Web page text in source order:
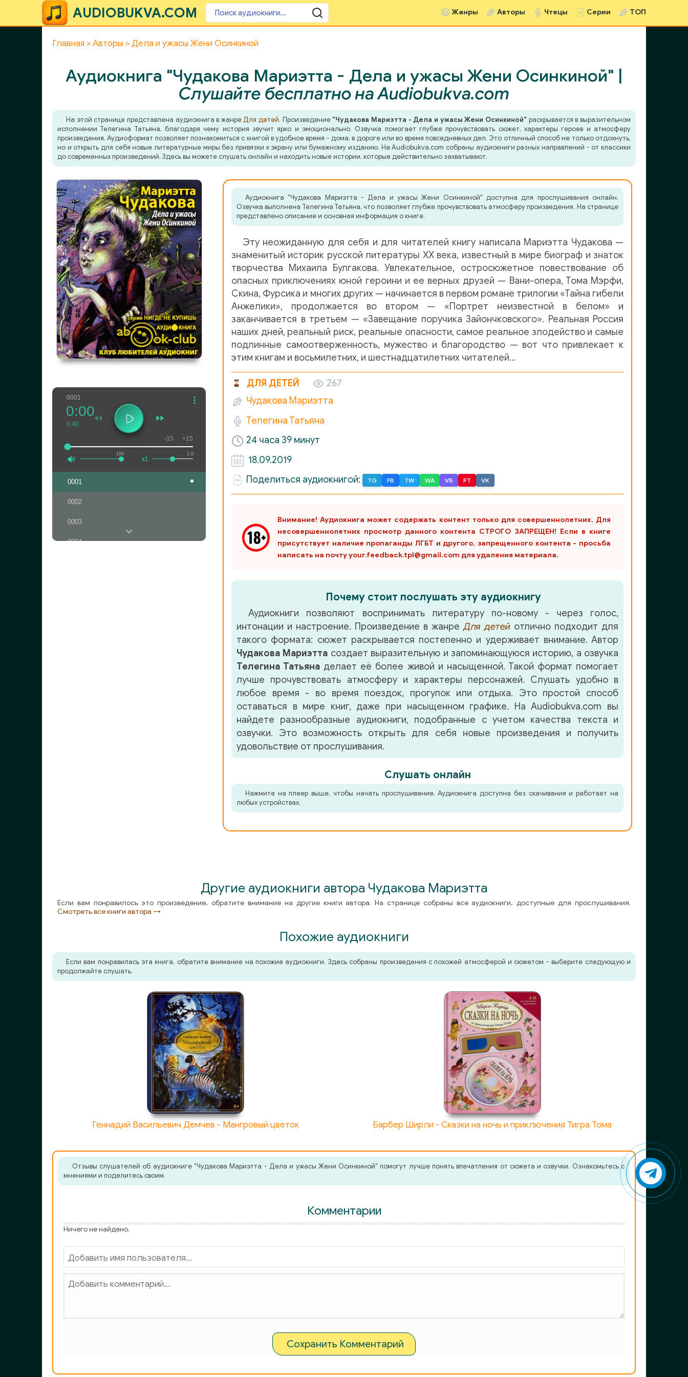
AUDIOBUKVA.COM Жанры Авторы Чтецы Серии ТОП
Главная Авторы Дела и ужасы Жени Осинкиной
Аудиокнига "Чудакова Мариэтта - Дела и ужасы Жени Осинкиной" |
Слушайте бесплатно на Audiobukva.com
На этой странице представлена аудиокнига в жанреДля детей. Произведение "Чудакова Мариэтта - Дела и ужасы Жени Осинкиной" раскрывается в выразительном
исполнении Телегина Татьяна, благодаря чему история звучит ярко и эмоционально. Озвучка помогает глубже прочувствовать сюжет, характеры героев и атмосферу
произведения. Аудиоформат позволяет познакомиться с книгой в удобное время - дома, в дороге или во время повседневных дел. Это отличный способ не только отдохнуть,
но и открыть для себя новые литературные миры без привязки к экрану или бумажному изданию. На Audiobukva.com собраны аудиокниги разных направлений - от классики
до современных произведений. Здесь вы можете слушать онлайн и находить новые истории, которые действительно захватывают.
0001
100
0:00
0:40
1.0
x1
-15 +15
0001
0002
0003
0004
0022
0025
0026
0038
0040
0041
0043
Аудиокнига "Чудакова Мариэтта - Дела и ужасы Жени Осинкиной" доступна для прослушивания онлайн.
Озвучка выполнена Телегина Татьяна, что позволяет глубже прочувствовать атмосферу произведения. На странице
представлено описание и основная информация о книге.
Эту неожиданную для себя и для читателей книгу написала Мариэтта Чудакова —
знаменитый историк русской литературы ХХ века, известный в мире биограф и знаток
творчества Михаила Булгакова. Увлекательное, остросюжетное повествование об
опасных приключениях юной героини и ее верных друзей — Вани-опера, Тома Мэрфи,
Скина, Фурсика и многих других — начинается в первом романе трилогии «Тайна гибели
Анжелики», продолжается во втором — «Портрет неизвестной в белом» и
заканчивается в третьем — «Завещание поручика Зайончковского». Реальная Россия
наших дней, реальный риск, реальные опасности, самое реальное злодейство и самые
подлинные самоотверженность, мужество и благородство — вот что привлекает к
этим книгам и восьмилетних, и шестнадцатилетних читателей…
ДЛЯ ДЕТЕЙ
267
Чудакова Мариэтта
Телегина Татьяна
24 часа 39 минут
18.09.2019
Поделиться аудиокнигой:
TG FB TW WA VB PT VK
Внимание! Аудиокнига может содержать контент только для совершеннолетних. Для
несовершеннолетних просмотр данного контента СТРОГО ЗАПРЕЩЕН! Если в книге
присутствует наличие пропаганды ЛГБТ и другого, запрещенного контента - просьба
написать на почту your.feedback.tpl@gmail.com для удаления материала.
Почему стоит послушать эту аудиокнигу
Аудиокниги позволяют воспринимать литературу по-новому - через голос,
интонации и настроение. Произведение в жанреДля детей отлично подходит для
такого формата: сюжет раскрывается постепенно и удерживает внимание. Автор
Чудакова Мариэтта создает выразительную и запоминающуюся историю, а озвучка
Телегина Татьяна делает её более живой и насыщенной. Такой формат помогает
лучше прочувствовать атмосферу и характеры персонажей. Слушать удобно в
любое время - во время поездок, прогулок или отдыха. Это простой способ
оставаться в мире книг, даже при насыщенном графике. На Audiobukva.com вы
найдете разнообразные аудиокниги, подобранные с учетом качества текста и
озвучки. Это возможность открыть для себя новые произведения и получить
удовольствие от прослушивания.
Слушать онлайн
Нажмите на плеер выше, чтобы начать прослушивание. Аудиокнига доступна без скачивания и работает на
любых устройствах.
Другие аудиокниги автора Чудакова Мариэтта
Если вам понравилось это произведение, обратите внимание на другие книги автора. На странице собраны все аудиокниги, доступные для прослушивания.
Смотреть все книги автора →
Похожие аудиокниги
Если вам понравилась эта книга, обратите внимание на похожие аудиокниги. Здесь собраны произведения с похожей атмосферой и сюжетом - выберите следующую и
продолжайте слушать.
Геннадий Васильевич Демчев - Мангровый цветок Барбер Ширли - Сказки на ночь и приключения Тигра Тома
Отзывы слушателей об аудиокниге "Чудакова Мариэтта - Дела и ужасы Жени Осинкиной" помогут лучше понять впечатления от сюжета и озвучки. Ознакомьтесь с
мнениями и поделитесь своим.
Комментарии
Ничего не найдено.
Сохранить Комментарий